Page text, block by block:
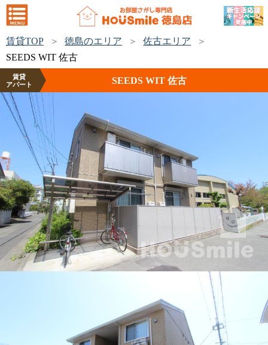
賃貸TOP 徳島のエリア
佐古エリア
SEEDS WIT 佐古
賃貸
アパート
SEEDS WIT 佐古